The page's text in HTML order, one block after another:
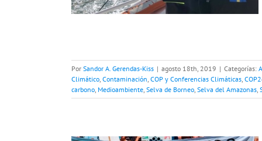
Por Sandor A. Gerendas-Kiss | agosto 18th, 2019 | Categorías:
Climático, Contaminación, COP y Conferencias Climáticas,
carbono, Medioambiente, Selva de Borneo, Selva del Amazonas,